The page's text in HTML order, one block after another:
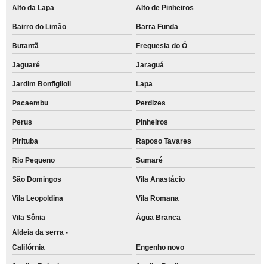
Alto da Lapa Alto de Pinheiros
Bairro do Limão Barra Funda
Butantã Freguesia do Ó
Jaguaré Jaraguá
Jardim Bonfiglioli Lapa
Pacaembu Perdizes
Perus Pinheiros
Pirituba Raposo Tavares
Rio Pequeno Sumaré
São Domingos Vila Anastácio
Vila Leopoldina Vila Romana
Vila Sônia
Água Branca
Aldeia da serra -
Califórnia
Engenho novo